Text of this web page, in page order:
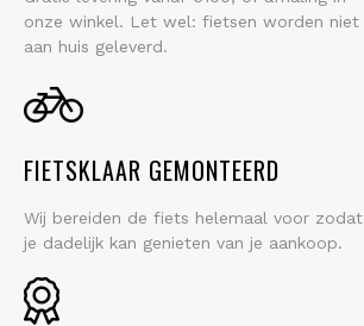
onze winkel. Let wel: fietsen worden niet
aan huis geleverd.
FIETSKLAAR GEMONTEERD
Wij bereiden de fiets helemaal voor zodat
je dadelijk kan genieten van je aankoop.